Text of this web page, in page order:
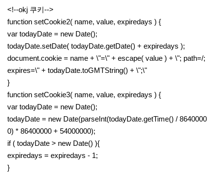
<!--okj 쿠키-->
function setCookie2( name, value, expiredays ) {
var todayDate = new Date();
todayDate.setDate( todayDate.getDate() + expiredays );
document.cookie = name + \"=\" + escape( value ) + \"; path=/;
expires=\" + todayDate.toGMTString() + \";\"
}
function setCookie3( name, value, expiredays ) {
var todayDate = new Date();
todayDate = new Date(parseInt(todayDate.getTime() / 8640000
0) * 86400000 + 54000000);
if ( todayDate > new Date() ){
expiredays = expiredays - 1;
}